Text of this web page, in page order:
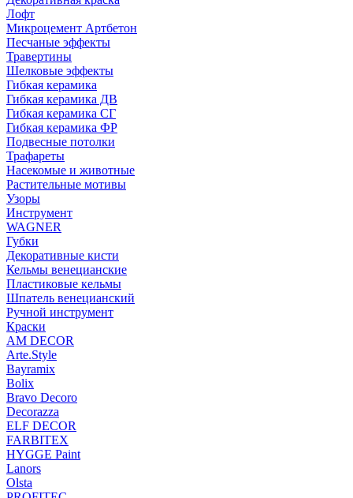
Лофт
Микроцемент Артбетон
Песчаные эффекты
Травертины
Шелковые эффекты
Гибкая керамика
Гибкая керамика ДВ
Гибкая керамика СГ
Гибкая керамика ФР
Подвесные потолки
Трафареты
Насекомые и животные
Растительные мотивы
Узоры
Инструмент
WAGNER
Губки
Декоративные кисти
Кельмы венецианские
Пластиковые кельмы
Шпатель венецианский
Ручной инструмент
Краски
AM DECOR
Arte.Style
Bayramix
Bolix
Bravo Decoro
Decorazza
ELF DECOR
FARBITEX
HYGGE Paint
Lanors
Olsta